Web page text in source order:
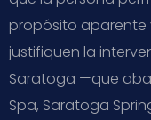
propósito aparente
justifiquen la
Saratoga —que
Spa, Saratoga